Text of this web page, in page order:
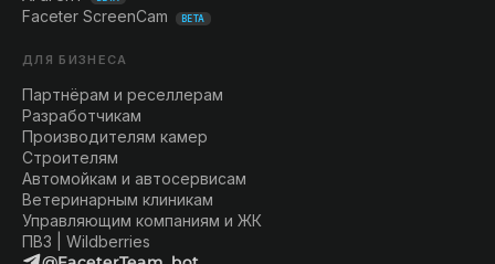
Faceter ScreenCam BETA
ДЛЯ БИЗНЕСА
Партнёрам и реселлерам
Разработчикам
Производителям камер
Строителям
Автомойкам и автосервисам
Ветеринарным клиникам
Управляющим компаниям и ЖК
ПВЗ | Wildberries